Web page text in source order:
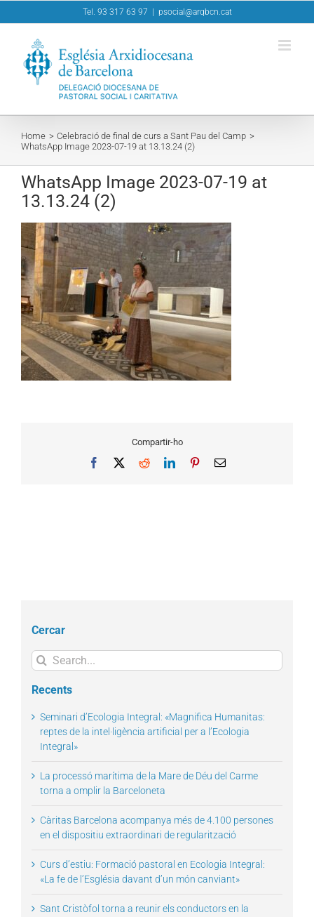
to
Tel. 93 317 63 97 psocial@arqbcn.cat
Home
Celebració de final de curs a Sant Pau del Camp
WhatsApp Image 2023-07-19 at 13.13.24 (2)
WhatsApp Image 2023-07-19 at
13.13.24 (2)
Compartir-ho
Facebook RedditLinkedInPinterestEmail
Cercar
Search
for:
Recents
Seminari d’Ecologia Integral: «Magnifica Humanitas:
reptes de la intel·ligència artificial per a l’Ecologia
Integral»
La processó marítima de la Mare de Déu del Carme
torna a omplir la Barceloneta
Càritas Barcelona acompanya més de 4.100 persones
en el dispositiu extraordinari de regularització
Curs d’estiu: Formació pastoral en Ecologia Integral:
«La fe de l’Església davant d’un món canviant»
Sant Cristòfol torna a reunir els conductors en la